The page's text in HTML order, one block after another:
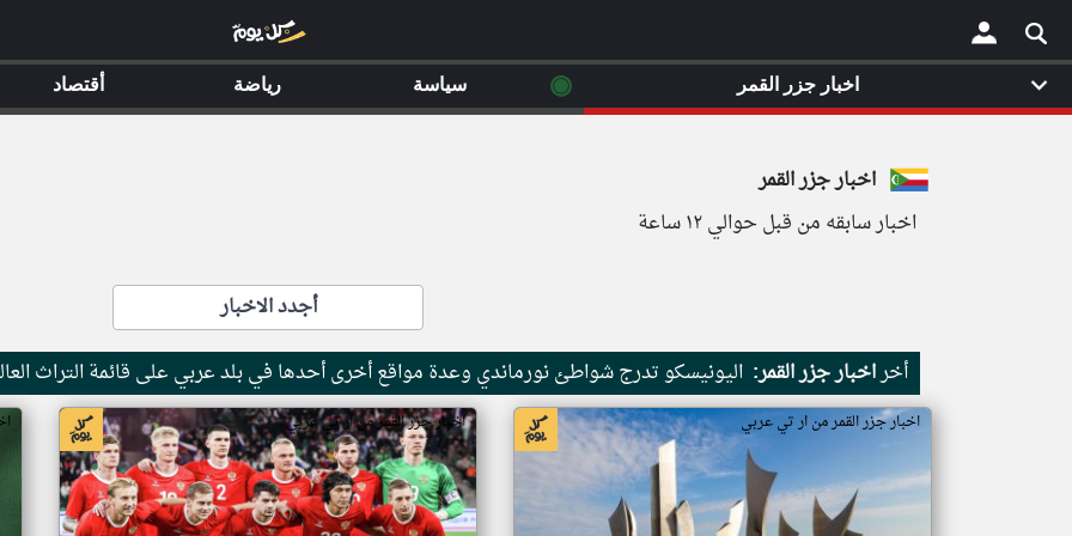
×
اخبار جزر القمر
اخبار سابقه من قبل حوالي ١٢ ساعة
أجدد الاخبار
أخراخبار جزر القمر: اليونيسكو تدرج شواطئ نورماندي وعدة مواقع أخرى أحدها في بلد عربي على قائمة التراث
اخبار جزر القمر من ار تي عربي اخبار جزر القمر من ار تي عربي
اخبار جزر القمر ◉ سياسة رياضة أقتصاد